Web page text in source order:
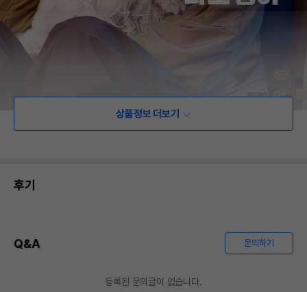
상품정보 더보기
후기
Q&A 문의하기
등록된 문의글이 없습니다.